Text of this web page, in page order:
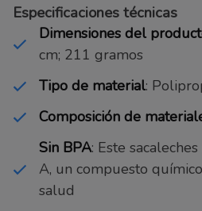
Especificaciones técnicas
Dimensiones del
cm; 211 gramos
Tipo de material:
Composición de
Sin BPA: Este
A, un compuesto
salud